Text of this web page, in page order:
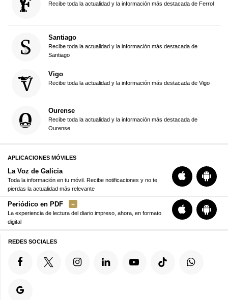
Recibe toda la actualidad y la información más destacada de Ferrol
Santiago
Recibe toda la actualidad y la información más destacada de
Santiago
Vigo
Recibe toda la actualidad y la información más destacada de Vigo
Ourense
Recibe toda la actualidad y la información más destacada de
Ourense
APLICACIONES MÓVILES
La Voz de Galicia
Toda la información en tu móvil. Recibe notificaciones y no te
pierdas la actualidad más relevante
Periódico en PDF
La experiencia de lectura del diario impreso, ahora, en formato
digital
REDES SOCIALES